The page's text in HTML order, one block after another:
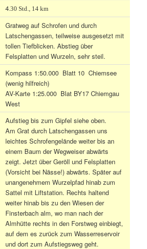
4 .30 Std., 14 km
Gratweg auf Schrofen und durch
Latschengassen, teilweise ausgesetzt mit
tollen Tiefblicken. Abstieg über
Felsplatten und Wurzeln, sehr steil.
Kompass 1:50.000 Blatt 10 Chiemsee
(wenig hilfreich)
AV-Karte 1:25.000 Blat BY17 Chiemgau
West
Aufstieg bis zum Gipfel siehe oben.
Am Grat durch Latschengassen uns
leichtes Schrofengelände weiter bis an
einem Baum der Wegweiser abwärts
zeigt. Jetzt über Geröll und Felsplatten
(Vorsicht bei Nässe!) abwärts. Später auf
unangenehmem Wurzelpfad hinab zum
Sattel mit Liftstation. Rechts haltend
weiter hinab bis zu den Wiesen der
Finsterbach alm, wo man nach der
Almhütte rechts in den Forstweg einbiegt,
auf dem es zurück zum Wasserreservoir
und dort zum Aufstiegsweg geht.